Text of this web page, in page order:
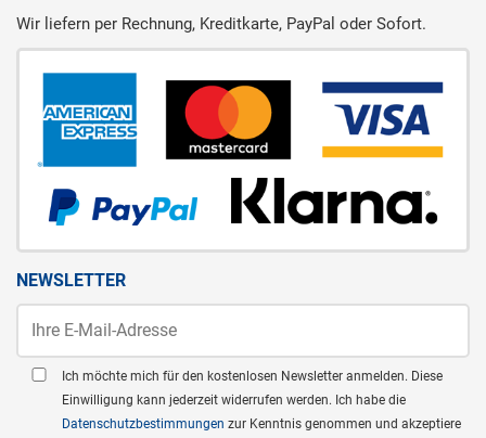
Wir liefern per Rechnung, Kreditkarte, PayPal oder Sofort.
NEWSLETTER
Ich möchte mich für den kostenlosen Newsletter anmelden. Diese
Einwilligung kann jederzeit widerrufen werden. Ich habe die
Datenschutzbestimmungen zur Kenntnis genommen und akzeptiere